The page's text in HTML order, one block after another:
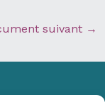
suivant →